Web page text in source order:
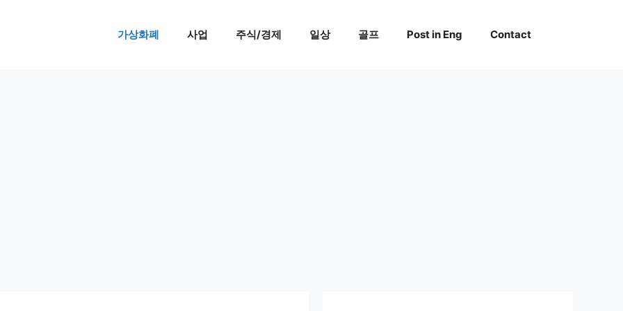
가상화폐 사업 주식/경제 일상 골프 Post in Eng Contact